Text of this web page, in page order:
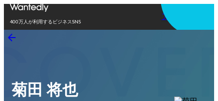
400万人が利用するビジネスSNS
アプリを使う
菊田 将也